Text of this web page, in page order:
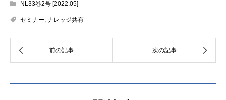
NL33巻2号 [2022.05]
セミナー, ナレッジ共有